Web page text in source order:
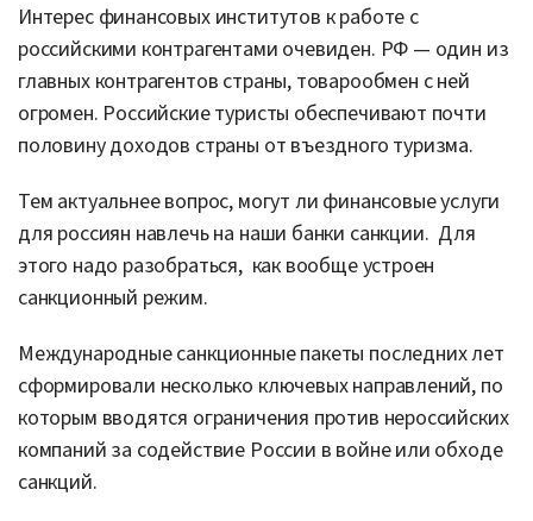
Интерес финансовых институтов к работе с
российскими контрагентами очевиден. РФ — один из
главных контрагентов страны, товарообмен с ней
огромен. Российские туристы обеспечивают почти
половину доходов страны от въездного туризма.
Тем актуальнее вопрос, могут ли финансовые услуги
для россиян навлечь на наши банки санкции. Для
этого надо разобраться, как вообще устроен
санкционный режим.
Международные санкционные пакеты последних лет
сформировали несколько ключевых направлений, по
которым вводятся ограничения против нероссийских
компаний за содействие России в войне или обходе
санкций.